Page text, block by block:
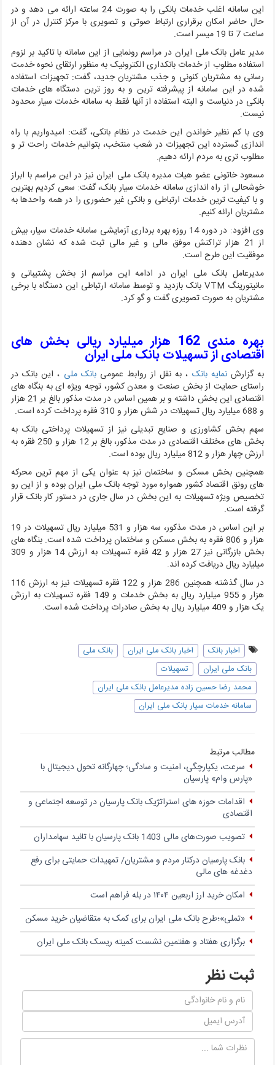
این سامانه اغلب خدمات بانکی را به صورت 24 ساعته ارائه می دهد و در
حال حاضر امکان برقراری ارتباط صوتی و تصویری با مرکز کنترل در آن از
ساعت 7 تا 19 میسر است.
مدیر عامل بانک ملی ایران در مراسم رونمایی از این سامانه با تاکید بر لزوم
استفاده مطلوب از خدمات بانکداری الکترونیک به منظور ارتقای نحوه خدمت
رسانی به مشتریان کنونی و جذب مشتریان جدید، گفت: تجهیزات استفاده
شده در این سامانه از پیشرفته ترین و به روز ترین دستگاه های خدمات
بانکی در دنیاست و البته استفاده از آنها فقط به سامانه خدمات سیار محدود
نیست.
وی با کم نظیر خواندن این خدمت در نظام بانکی، گفت: امیدواریم با راه
اندازی گسترده این تجهیزات در شعب منتخب، بتوانیم خدمات راحت تر و
مطلوب تری به مردم ارائه دهیم.
مسعود خاتونی عضو هیات مدیره بانک ملی ایران نیز در این مراسم با ابراز
خوشحالی از راه اندازی سامانه خدمات سیار بانک، گفت: سعی کردیم بهترین
و با کیفیت ترین خدمات ارتباطی و بانکی غیر حضوری را در همه واحدها به
مشتریان ارائه کنیم.
وی افزود: در دوره 14 روزه بهره برداری آزمایشی سامانه خدمات سیار، بیش
از 21 هزار تراکنش موفق مالی و غیر مالی ثبت شده که نشان دهنده
موفقیت این طرح است.
مدیرعامل بانک ملی ایران در ادامه این مراسم از بخش پشتیبانی و
مانیتورینگVTMبانک بازدید و توسط سامانه ارتباطی این دستگاه با برخی
مشتریان به صورت تصویری گفت و گو کرد.
بهره مندی 162 هزار میلیارد ریالی بخش های
اقتصادی از تسهیلات بانک ملی ایران
به گزارشنمایه بانک، به نقل از روابط عمومیبانک ملی، این بانک در
راستای حمایت از بخش صنعت و معدن کشور، توجه ویژه ای به بنگاه های
اقتصادی این بخش داشته و بر همین اساس در مدت مذکور بالغ بر 21 هزار
و 688 میلیارد ریال تسهیلات در شش هزار و 310 فقره پرداخت کرده است.
سهم بخش کشاورزی و صنایع تبدیلی نیز از تسهیلات پرداختی بانک به
بخش های مختلف اقتصادی در مدت مذکور، بالغ بر 12 هزار و 250 فقره به
ارزش چهار هزار و 812 میلیارد ریال بوده است.
همچنین بخش مسکن و ساختمان نیز به عنوان یکی از مهم ترین محرکه
های رونق اقتصاد کشور همواره مورد توجه بانک ملی ایران بوده و از این رو
تخصیص ویژه تسهیلات به این بخش در سال جاری در دستور کار بانک قرار
گرفته است.
بر این اساس در مدت مذکور، سه هزار و 531 میلیارد ریال تسهیلات در 19
هزار و 806 فقره به بخش مسکن و ساختمان پرداخت شده است.
بنگاه های
بخش بازرگانی نیز 27 هزار و 42 فقره تسهیلات به ارزش 14 هزار و 309
میلیارد ریال دریافت کرده اند.
در سال گذشته همچنین 286 هزار و 122 فقره تسهیلات نیز به ارزش 116
هزار و 955 میلیارد ریال به بخش خدمات و 149 فقره تسهیلات به ارزش
یک هزار و 409 میلیارد ریال به بخش صادرات پرداخت شده است.
اخبار بانک اخبار بانک ملی ایران
بانک ملی
بانک ملی ایران
تسهیلات
محمد رضا حسین زاده مدیرعامل بانک ملی ایران
سامانه خدمات سیار بانک ملی ایران
مطالب مرتبط
سرعت، یکپارچگی، امنیت و سادگی؛ چهار‌گانه تحول دیجیتال با
«پارس وام» پارسیان
اقدامات حوزه های استراتژیک بانک پارسیان در توسعه اجتماعی و
اقتصادی
تصویب صورت‌های مالی 1403 بانک پارسیان با تائید سهامداران
بانک پارسیان درکنار مردم و مشتریان/ تمهیدات حمایتی برای رفع
دغدغه های مالی
امکان خرید ارز اربعین ۱۴۰۴ در بله فراهم است
«تملی»؛طرح بانک ملی ایران برای کمک به متقاضیان خرید مسکن
برگزاری هفتاد و هفتمین نشست کمیته ریسک بانک ملی ایران
ثبت نظر